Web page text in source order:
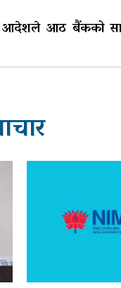
आदेशले आठ बैंकको